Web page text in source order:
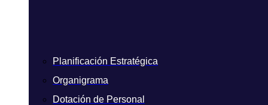
Planificación Estratégica
Organigrama
Dotación de Personal